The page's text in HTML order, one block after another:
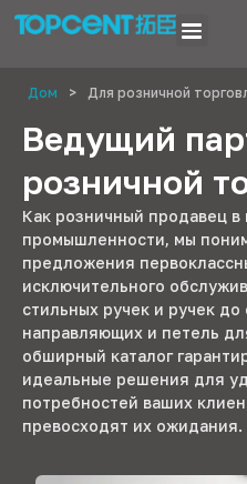
Дом > Для розничной
Ведущий
розничной
Как розничный продавец в
промышленности, мы
предложения
исключительного
стильных ручек и ручек
направляющих и петель
обширный каталог
идеальные решения для
потребностей ваших
превосходят их ожидания.